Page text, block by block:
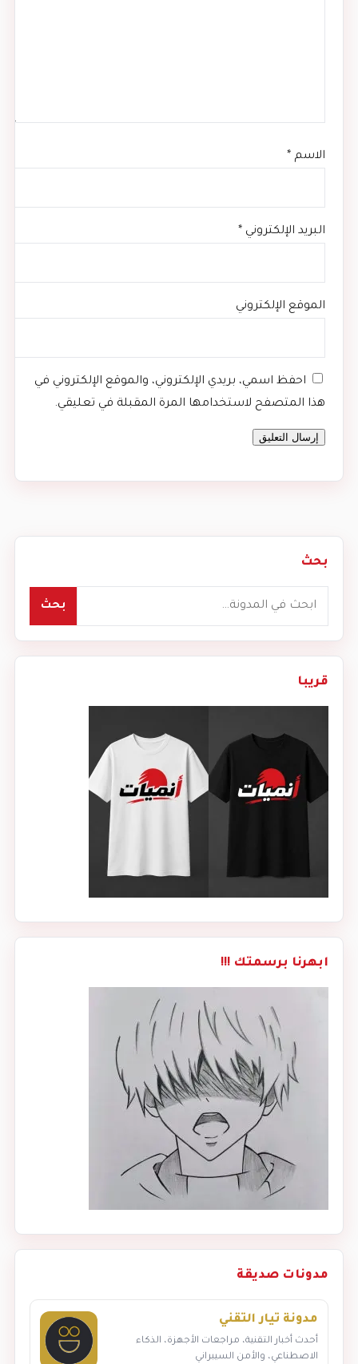
الاسم *
البريد الإلكتروني *
الموقع الإلكتروني
احفظ اسمي، بريدي الإلكتروني، والموقع الإلكتروني في
هذا المتصفح لاستخدامها المرة المقبلة في تعليقي.
بحث
بحث
قريبا
ابهرنا برسمتك !!!
مدونات صديقة
مدونة تيار التقني
أحدث أخبار التقنية، مراجعات الأجهزة، الذكاء
الاصطناعي، والأمن السيبراني